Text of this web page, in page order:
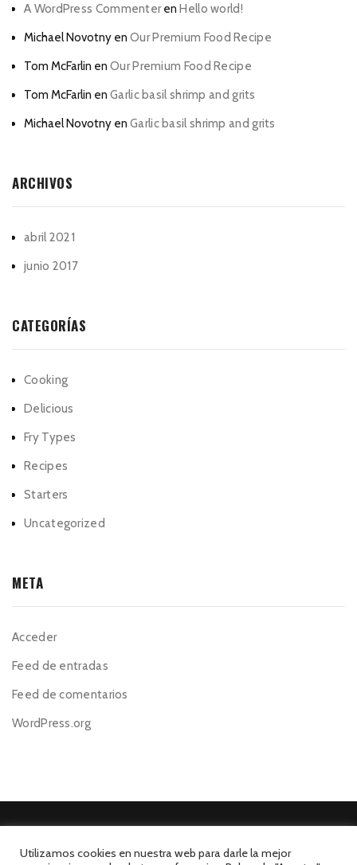
A WordPress CommenterenHello world!
Michael Novotny en Our Premium Food Recipe
Tom McFarlin en Our Premium Food Recipe
Tom McFarlin en Garlic basil shrimp and grits
Michael Novotny en Garlic basil shrimp and grits
ARCHIVOS
abril 2021
junio 2017
CATEGORÍAS
Cooking
Delicious
Fry Types
Recipes
Starters
Uncategorized
META
Acceder
Feed de entradas
Feed de comentarios
WordPress.org
Utilizamos cookies en nuestra web para darle la mejor